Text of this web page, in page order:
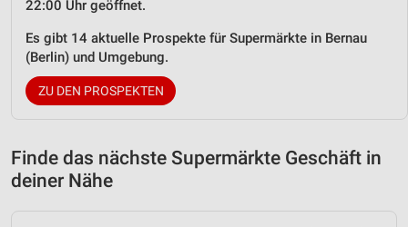
22:00 Uhr geöffnet.
Es gibt 14 aktuelle Prospekte für Supermärkte in Bernau
(Berlin) und Umgebung.
ZU DEN PROSPEKTEN
Finde das nächste Supermärkte Geschäft in
deiner Nähe